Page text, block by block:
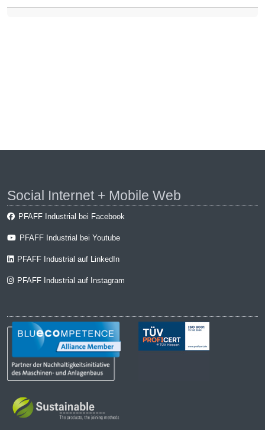
Social Internet + Mobile Web
PFAFF Industrial bei Facebook
PFAFF Industrial bei Youtube
PFAFF Industrial auf LinkedIn
PFAFF Industrial auf Instagram